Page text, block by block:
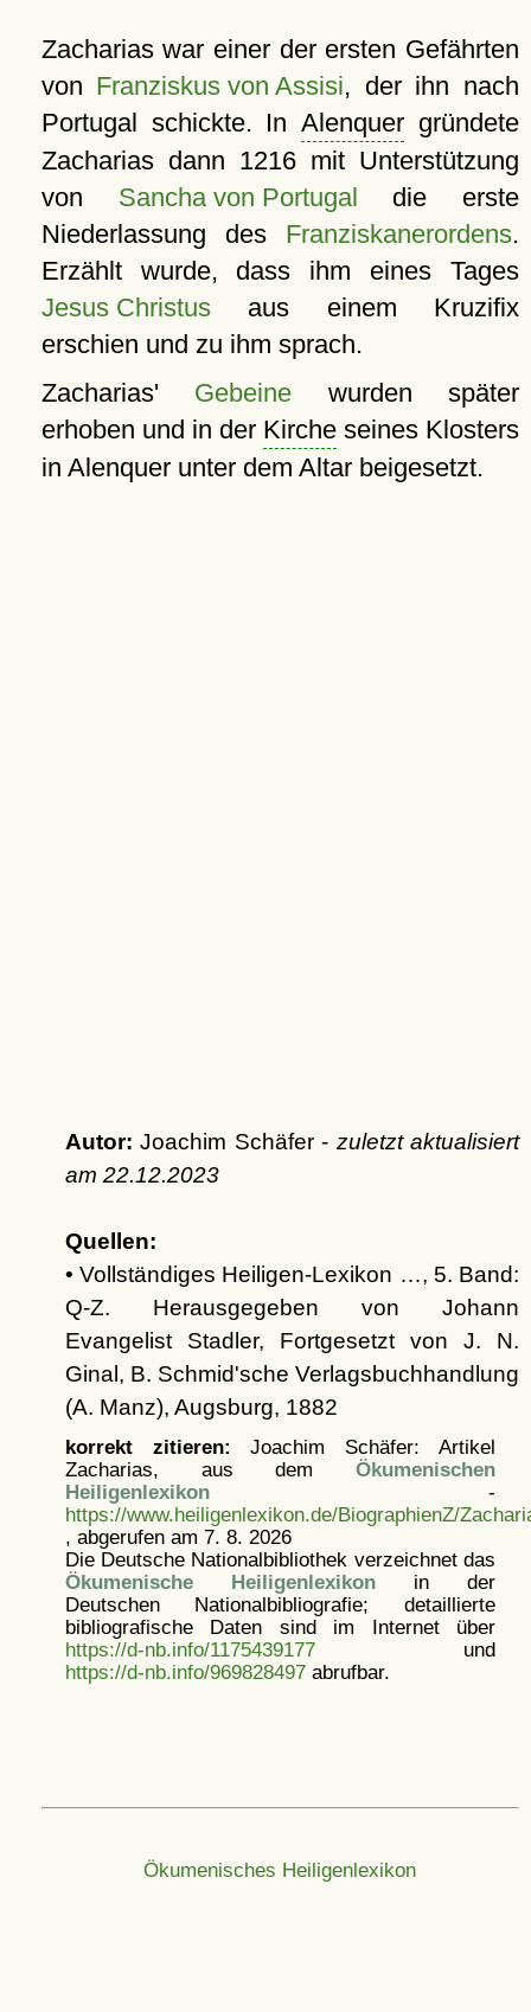
Zacharias war einer der ersten Gefährten
von Franziskus von Assisi, der ihn nach
Portugal schickte. InAlenquer gründete
Zacharias dann 1216 mit Unterstützung
von Sancha von Portugal die erste
Niederlassung des Franziskanerordens.
Erzählt wurde, dass ihm eines Tages
Jesus Christusaus einem Kruzifix
erschien und zu ihm sprach.
Zacharias' Gebeine wurden später
erhoben und in der Kircheseines Klosters
in Alenquer unter dem Altar beigesetzt.
Autor: Joachim Schäfer - zuletzt aktualisiert
am 22.12.2023
Quellen:
• Vollständiges Heiligen-Lexikon …, 5. Band:
Q-Z. Herausgegeben von Johann
Evangelist Stadler, Fortgesetzt von J. N.
Ginal, B. Schmid'sche Verlagsbuchhandlung
(A. Manz), Augsburg, 1882
korrekt zitieren: Joachim Schäfer: Artikel
Zacharias, aus dem Ökumenischen
Heiligenlexikon-
https://www.heiligenlexikon.de/BiographienZ/
, abgerufen am 7. 8. 2026
Die Deutsche Nationalbibliothek verzeichnet das
Ökumenische Heiligenlexikonin der
Deutschen Nationalbibliografie; detaillierte
bibliografische Daten sind im Internet über
https://d-nb.info/1175439177und
https://d-nb.info/969828497abrufbar.
Ökumenisches Heiligenlexikon